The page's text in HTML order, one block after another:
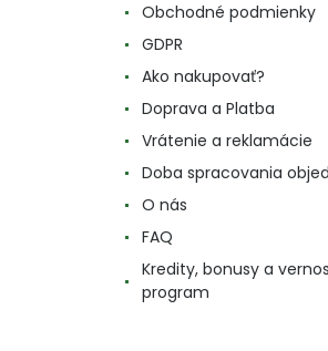
Obchodné podmienky
GDPR
Ako nakupovať?
Doprava a Platba
Vrátenie a reklamácie
Doba spracovania
O nás
FAQ
Kredity, bonusy a
program